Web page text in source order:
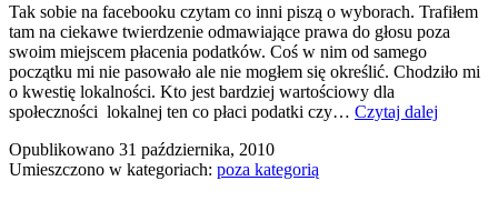
Tak sobie na facebooku czytam co inni piszą o wyborach. Trafiłem
tam na ciekawe twierdzenie odmawiające prawa do głosu poza
swoim miejscem płacenia podatków. Coś w nim od samego
początku mi nie pasowało ale nie mogłem się określić. Chodziło mi
o kwestię lokalności. Kto jest bardziej wartościowy dla
społeczności lokalnej ten co płaci podatki czy… Czytaj dalej
Opublikowano 31 października, 2010
Umieszczono w kategoriach: poza kategorią